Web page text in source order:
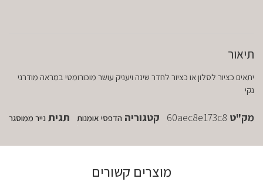
תיאור
יתאים כציור לסלון או כציור לחדר שינה ויעניק עושר מוכורומטי במראה מודרני
נקי
מק"ט 60aec8e173c8 קטגוריה הדפסי אומנות תגית נייר ממוסגר
מוצרים קשורים